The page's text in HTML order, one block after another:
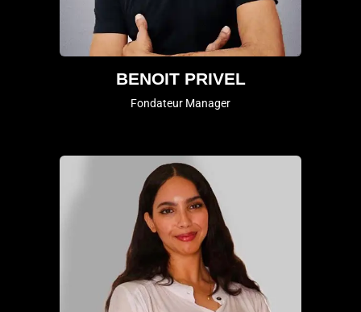
BENOIT PRIVEL
Fondateur Manager